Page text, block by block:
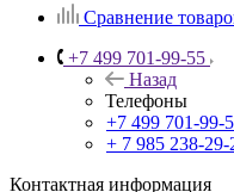
Сравнение
+7 499 701-99-55
Назад
Телефоны
+7 499 701-99-
+ 7 985 238-29-
Контактная информация